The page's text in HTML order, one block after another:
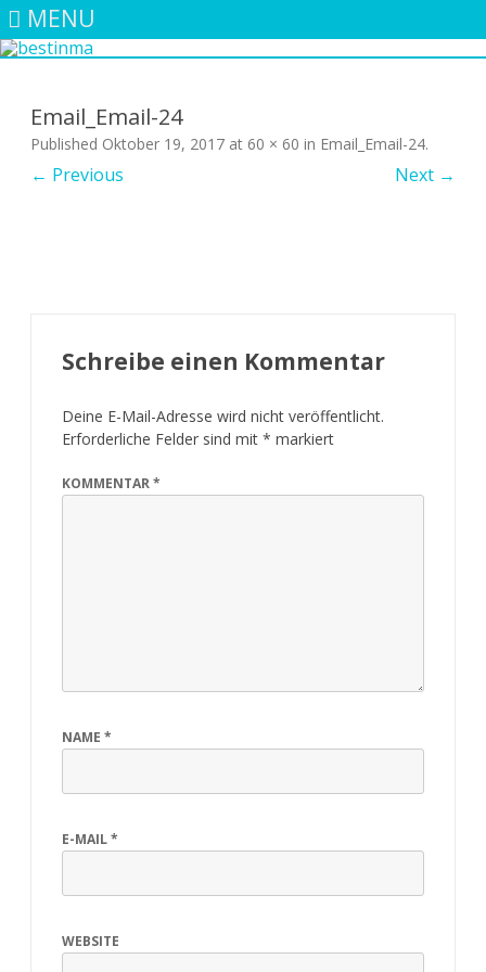
MENU
Email_Email-24
Published Oktober 19, 2017 at 60 × 60 in Email_Email-24.
← Previous Next →
Schreibe einen Kommentar
Deine E-Mail-Adresse wird nicht veröffentlicht.
Erforderliche Felder sind mit * markiert
KOMMENTAR*
NAME *
E-MAIL*
WEBSITE